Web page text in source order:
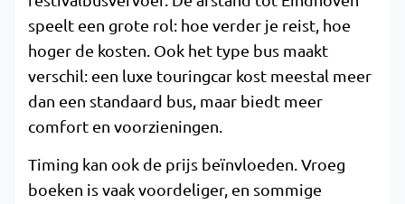
speelt een grote rol: hoe verder je reist, hoe
hoger de kosten. Ook het type bus maakt
verschil: een luxe touringcar kost meestal meer
dan een standaard bus, maar biedt meer
comfort en voorzieningen.
Timing kan ook de prijs beïnvloeden. Vroeg
boeken is vaak voordeliger, en sommige